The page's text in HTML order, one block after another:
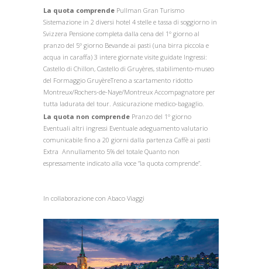
La quota comprende Pullman Gran Turismo
Sistemazione in 2 diversi hotel 4 stelle e tassa di soggiorno in
Svizzera Pensione completa dalla cena del 1° giorno al
pranzo del 5° giorno Bevande ai pasti (una birra piccola e
acqua in caraffa) 3 intere giornate visite guidate Ingressi:
Castello di Chillon, Castello di Gruyères, stabilimento-museo
del Formaggio GruyèreTreno a scartamento ridotto
Montreux/Rochers-de-Naye/Montreux Accompagnatore per
tutta ladurata del tour. Assicurazione medico-bagaglio.
La quota non comprende Pranzo del 1° giorno
Eventuali altri ingressi Eventuale adeguamento valutario
comunicabile fino a 20 giorni dalla partenza Caffè ai pasti
Extra Annullamento 5% del totale Quanto non
espressamente indicato alla voce “la quota comprende”.
In collaborazione con Abaco Viaggi